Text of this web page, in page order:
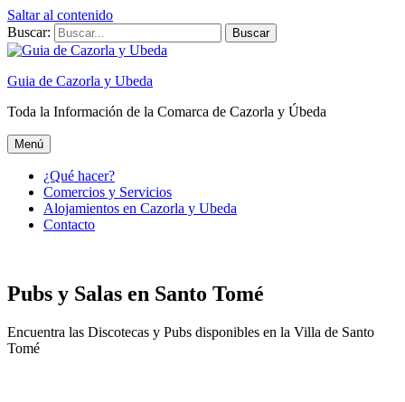
Saltar al contenido
Buscar:
Guia de Cazorla y Ubeda
Toda la Información de la Comarca de Cazorla y Úbeda
Menú
¿Qué hacer?
Comercios y Servicios
Alojamientos en Cazorla y Ubeda
Contacto
Pubs y Salas en Santo Tomé
Encuentra las Discotecas y Pubs disponibles en la Villa de Santo
Tomé